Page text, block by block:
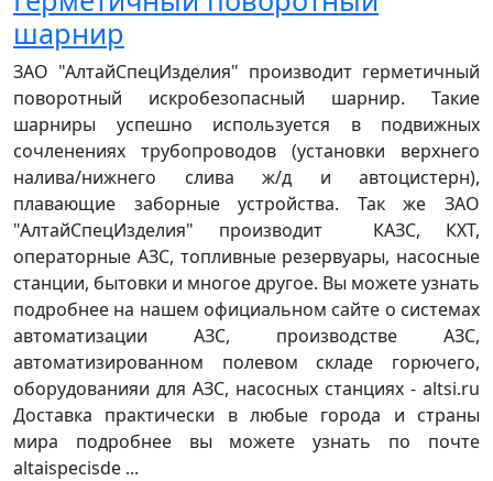
шарнир
ЗАО "АлтайСпецИзделия" производит герметичный
поворотный искробезопасный шарнир. Такие
шарниры успешно используется в подвижных
сочленениях трубопроводов (установки верхнего
налива/нижнего слива ж/д и автоцистерн),
плавающие заборные устройства. Так же ЗАО
"АлтайСпецИзделия" производит КАЗС, КХТ,
операторные АЗС, топливные резервуары, насосные
станции, бытовки и многое другое. Вы можете узнать
подробнее на нашем официальном сайте о системах
автоматизации АЗС, производстве АЗС,
автоматизированном полевом складе горючего,
оборудованияи для АЗС, насосных станциях - altsi.ru
Доставка практически в любые города и страны
мира подробнее вы можете узнать по почте
altaispecisde ...